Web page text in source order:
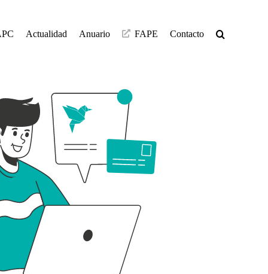
Actualidad Anuario FAPE Contacto